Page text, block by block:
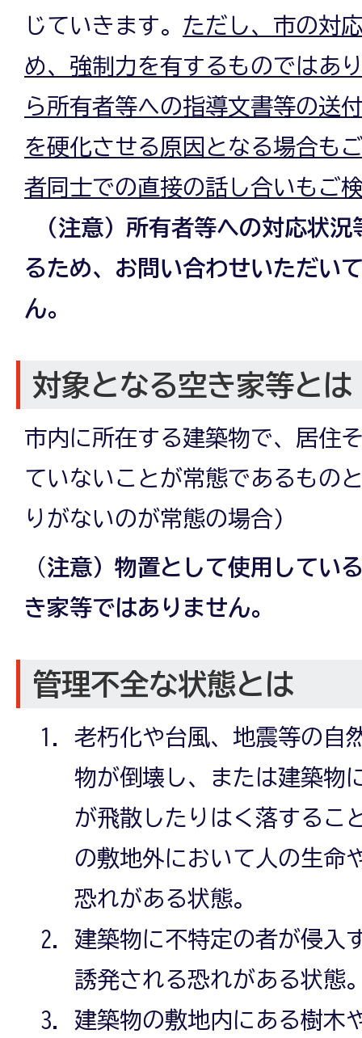
じていきます。 ただし、市の対
め、強制力を有するものではあ
ら所有者等への指導文書等の送
を硬化させる原因となる場合も
者同士での直接の話し合いもご
（注意）所有者等への対応状
るため、お問い合わせいただい
ん。
対象となる空き家等とは
市内に所在する建築物で、居住
ていないことが常態であるもの
りがないのが常態の場合)
（注意）物置として使用してい
き家等ではありません。
管理不全な状態とは
老朽化や台風、地震等の自
物が倒壊し、または建築物
が飛散したりはく落するこ
の敷地外において人の生命
恐れがある状態。
建築物に不特定の者が侵入
誘発される恐れがある状態
建築物の敷地内にある樹木